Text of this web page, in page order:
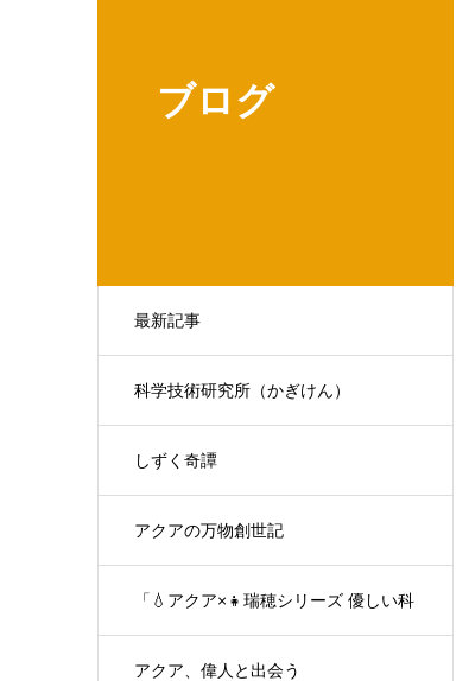
ブログ
最新記事
科学技術研究所（かぎけん）
しずく奇譚
アクアの万物創世記
「💧アクア×👧瑞穂シリーズ 優しい科
学の対話」
アクア、偉人と出会う